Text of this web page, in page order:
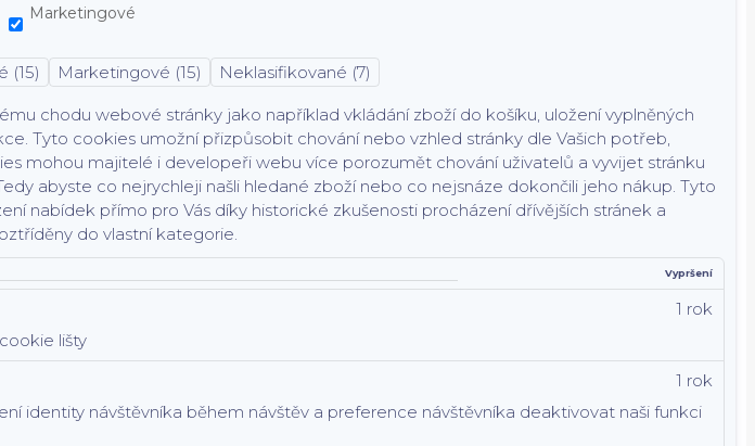
Marketingové
(15) Marketingové (15) Neklasifikované (7)
chodu webové stránky jako například vkládání zboží do košíku, uložení vyplněných
Tyto cookies umožní přizpůsobit chování nebo vzhled stránky dle Vašich potřeb,
mohou majitelé i developeři webu více porozumět chování uživatelů a vyvijet stránku
abyste co nejrychleji našli hledané zboží nebo co nejsnáze dokončili jeho nákup. Tyto
nabídek přímo pro Vás díky historické zkušenosti procházení dřívějších stránek a
do vlastní kategorie.
Vypršení
lišty
1 rok
identity návštěvníka během návštěv a preference návštěvníka deaktivovat naši funkci
1 rok